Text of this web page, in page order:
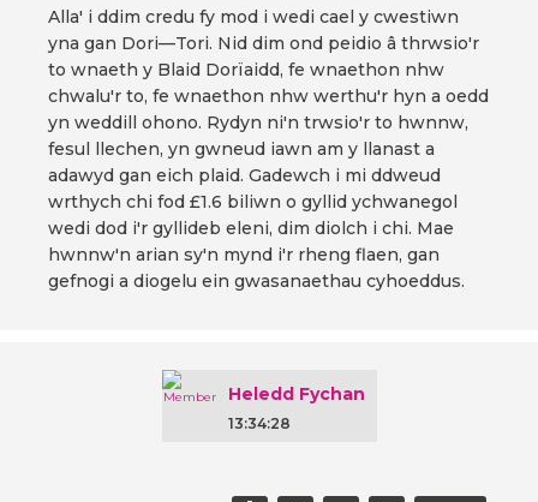
Alla' i ddim credu fy mod i wedi cael y cwestiwn
yna gan Dori—Tori. Nid dim ond peidio â thrwsio'r
to wnaeth y Blaid Dorïaidd, fe wnaethon nhw
chwalu'r to, fe wnaethon nhw werthu'r hyn a oedd
yn weddill ohono. Rydyn ni'n trwsio'r to hwnnw,
fesul llechen, yn gwneud iawn am y llanast a
adawyd gan eich plaid. Gadewch i mi ddweud
wrthych chi fod £1.6 biliwn o gyllid ychwanegol
wedi dod i'r gyllideb eleni, dim diolch i chi. Mae
hwnnw'n arian sy'n mynd i'r rheng flaen, gan
gefnogi a diogelu ein gwasanaethau cyhoeddus.
Heledd Fychan
13:34:28